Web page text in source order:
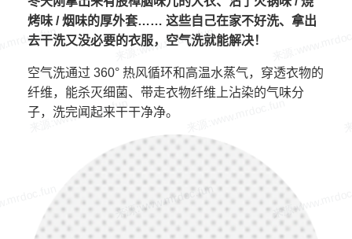
烤味 / 烟味的厚外套…… 这些自己在家不好洗、拿出
去干洗又没必要的衣服，空气洗就能解决！
空气洗通过 360° 热风循环和高温水蒸气，穿透衣物的
纤维，能杀灭细菌、带走衣物纤维上沾染的气味分
子，洗完闻起来干干净净。